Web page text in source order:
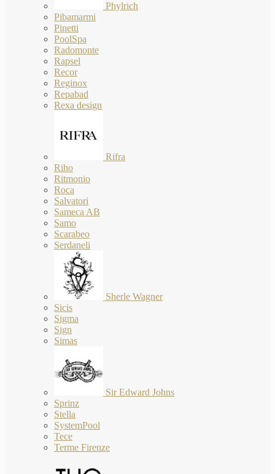
Phylrich
Pibamarmi
Pinetti
PoolSpa
Radomonte
Rapsel
Recor
Reginox
Repabad
Rexa design
Rifra
Riho
Ritmonio
Roca
Salvatori
Sameca AB
Samo
Scarabeo
Serdaneli
Sherle Wagner
Sicis
Sigma
Sign
Simas
Sir Edward Johns
Sprinz
Stella
SystemPool
Tece
Terme Firenze